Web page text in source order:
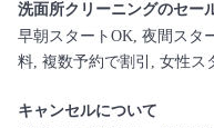
洗面所クリーニングのセー
早朝スタートOK, 夜間スタ
料, 複数予約で割引, 女性ス
キャンセルについて